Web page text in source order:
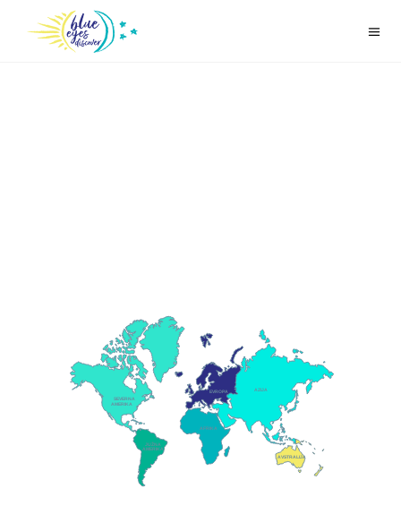
AFRIKA
AZIJA
EVROPA
SEVERNA
AMERIKA
AVSTRALIJA
JUŽNA
AMERIKA